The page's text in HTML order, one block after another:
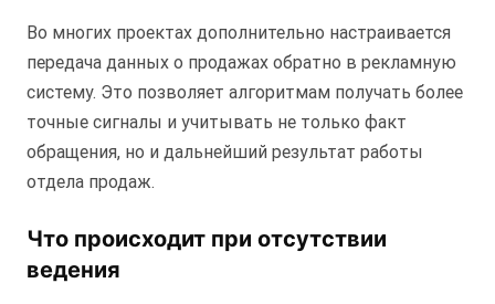
Во многих проектах дополнительно настраивается
передача данных о продажах обратно в рекламную
систему. Это позволяет алгоритмам получать более
точные сигналы и учитывать не только факт
обращения, но и дальнейший результат работы
отдела продаж.
Что происходит при отсутствии
ведения